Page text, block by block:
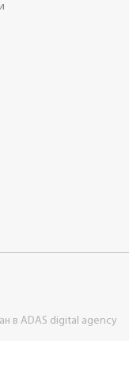
в ADAS digital agency